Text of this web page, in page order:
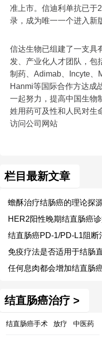
准上市。信迪利单抗已于
录，成为唯一一个进入新
信达生物已组建了一支具
发、产业化人才团队，包
制药、Adimab、Incyte、
Hanmi等国际合作方达成
一起努力，提高中国生物
姓用药可及性和人民对生
访问公司网站
栏目最新文章
蟾酥治疗结肠癌的理论探
HER2阳性晚期结直肠癌
结直肠癌PD-1/PD-L1阻断
免疫疗法是否适用于结肠
任何息肉都会增加结直肠
结直肠癌治疗 >
结直肠癌手术 放疗 中医药